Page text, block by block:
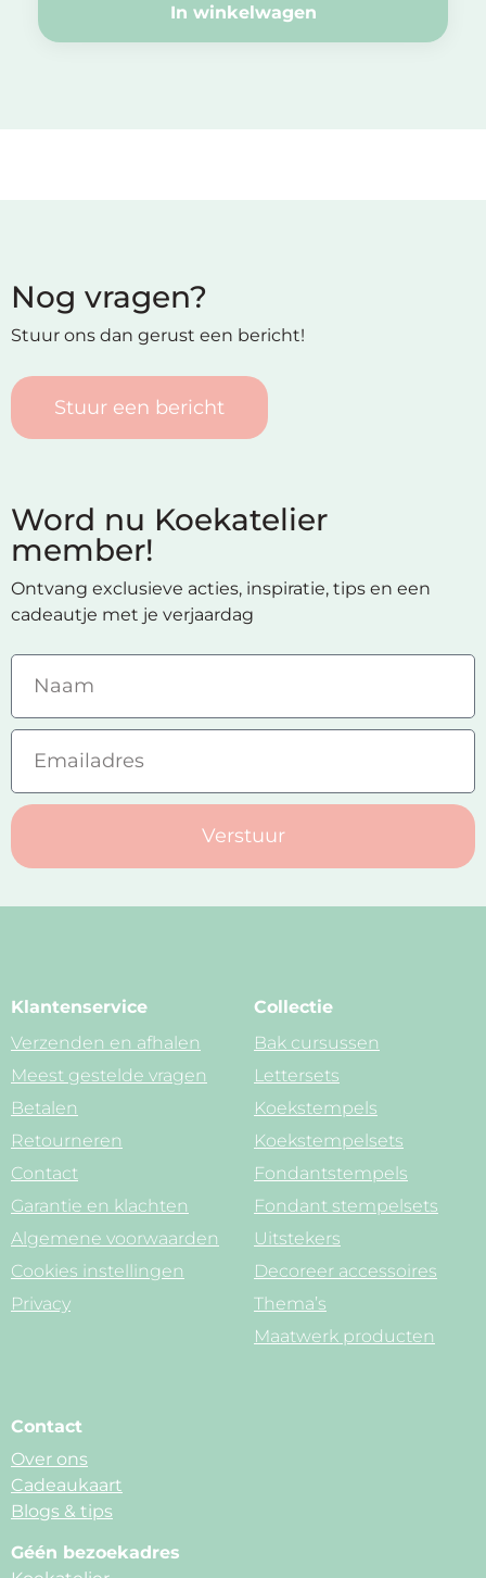
In winkelwagen
Nog vragen?
Stuur ons dan gerust een bericht!
Stuur een bericht
Word nu Koekatelier
member!
Ontvang exclusieve acties, inspiratie, tips en een
cadeautje met je verjaardag
Verstuur
Klantenservice
Verzenden en afhalen
Meest gestelde vragen
Betalen
Retourneren
Contact
Garantie en klachten
Algemene voorwaarden
Cookies instellingen
Privacy
Collectie
Bak cursussen
Lettersets
Koekstempels
Koekstempelsets
Fondantstempels
Fondant stempelsets
Uitstekers
Decoreer accessoires
Thema’s
Maatwerk producten
Contact
Over ons
Cadeaukaart
Blogs & tips
Géén bezoekadres